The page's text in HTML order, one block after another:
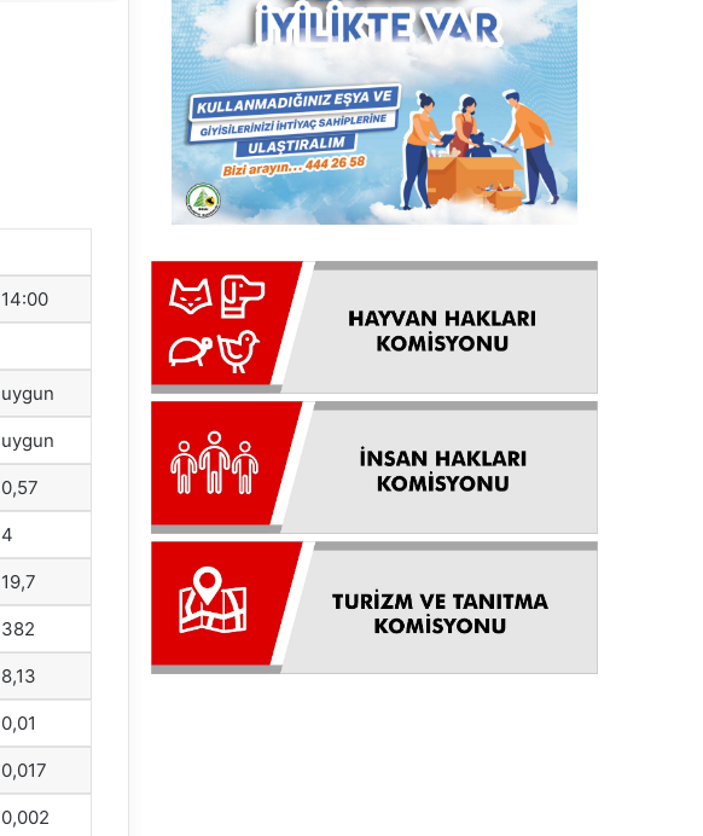
14:00
uygun
uygun
0,57
4
19,7
382
8,13
0,01
0,017
0,002